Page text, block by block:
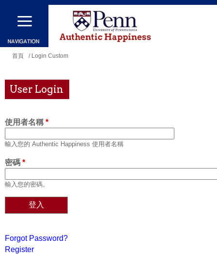
移
主
內
您
這
裡
首頁 / Login Custom
User Login
使用者名稱 *
輸入您的 Authentic Happiness 使用者名稱
密碼 *
輸入您的密碼。
Forgot Password?
Register